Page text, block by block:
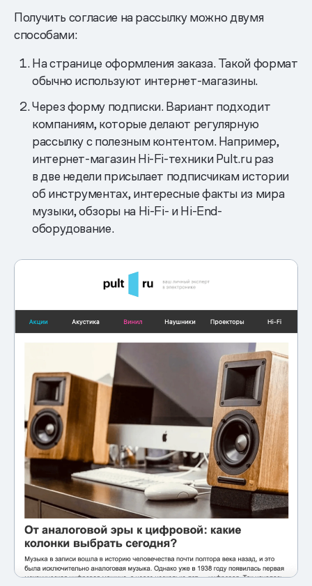
Получить согласие на рассылку можно двумя
способами:
На странице оформления заказа. Такой формат
обычно используют интернет-магазины.
Через форму подписки. Вариант подходит
компаниям, которые делают регулярную
рассылку с полезным контентом. Например,
интернет-магазин Hi-Fi-техники Pult.ru раз
в две недели присылает подписчикам истории
об инструментах, интересные факты из мира
музыки, обзоры на Hi-Fi- и Hi-End-
оборудование.